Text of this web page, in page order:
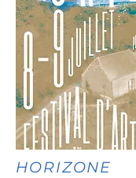
HORIZONE